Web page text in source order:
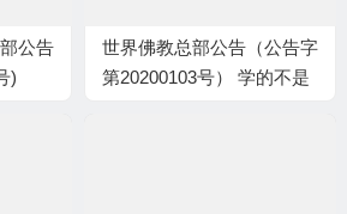
公告
)
世界佛教总部公告（公告字
第20200103号） 学的不是